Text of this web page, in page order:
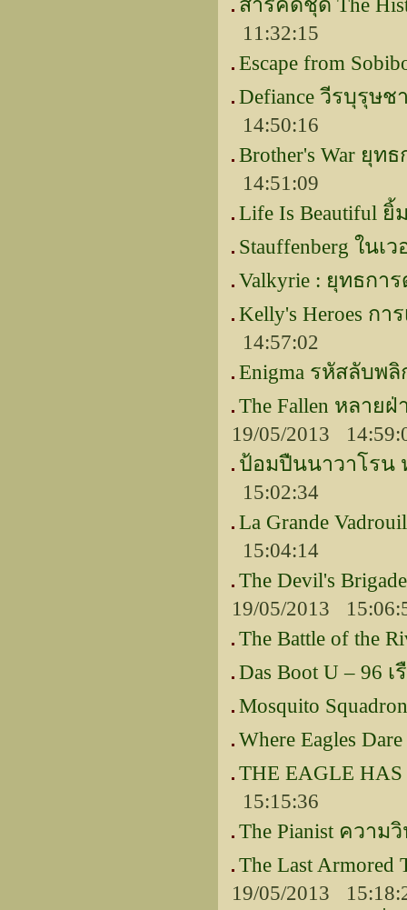
11:32:15
Escape from
Defiance วีรบุรุษ
14:50:16
Brother's War ยุ
14:51:09
Life Is Beautiful
Stauffenberg ในเ
Valkyrie : ยุทธกา
Kelly's Heroes ก
14:57:02
Enigma รหัสลับพ
The Fallen หลาย
19/05/2013
ป้อมปืนนาวาโรน
15:02:34
La Grande
15:04:14
The Devil's
19/05/2013
The Battle of the
Das Boot U – 96
Mosquito
Where Eagles Dare
THE EAGLE
15:15:36
The Pianist ควา
The Last
19/05/2013